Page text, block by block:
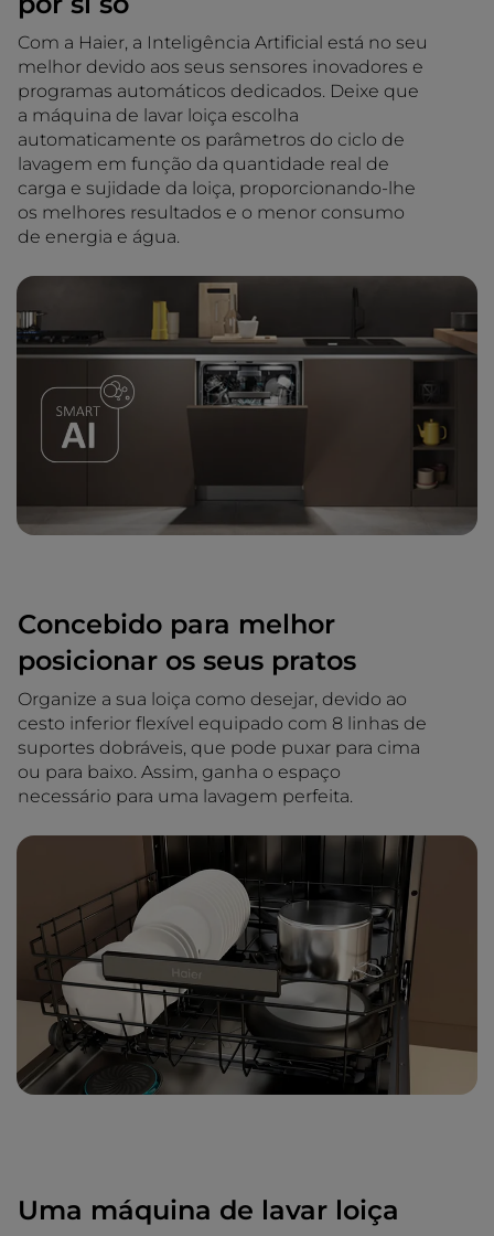
Com a Haier, a Inteligência Artificial está no seu
melhor devido aos seus sensores inovadores e
programas automáticos dedicados. Deixe que
a máquina de lavar loiça escolha
automaticamente os parâmetros do ciclo de
lavagem em função da quantidade real de
carga e sujidade da loiça, proporcionando-lhe
os melhores resultados e o menor consumo
de energia e água.
Concebido para melhor
posicionar os seus pratos
Organize a sua loiça como desejar, devido ao
cesto inferior flexível equipado com 8 linhas de
suportes dobráveis, que pode puxar para cima
ou para baixo. Assim, ganha o espaço
necessário para uma lavagem perfeita.
Uma máquina de lavar loiça